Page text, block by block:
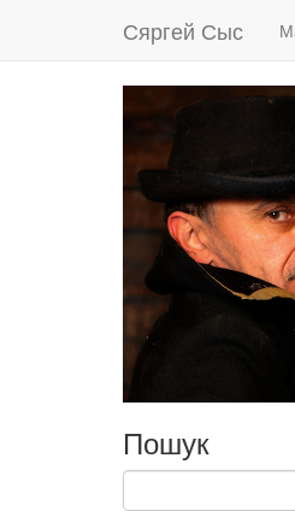
Сяргей Сыс
Пошук
Search
for: